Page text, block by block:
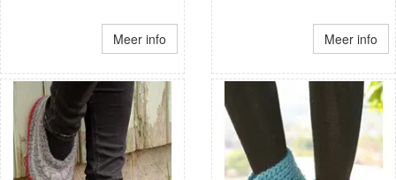
Meer info Meer info